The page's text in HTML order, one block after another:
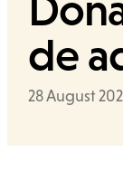
de
Data
28 August